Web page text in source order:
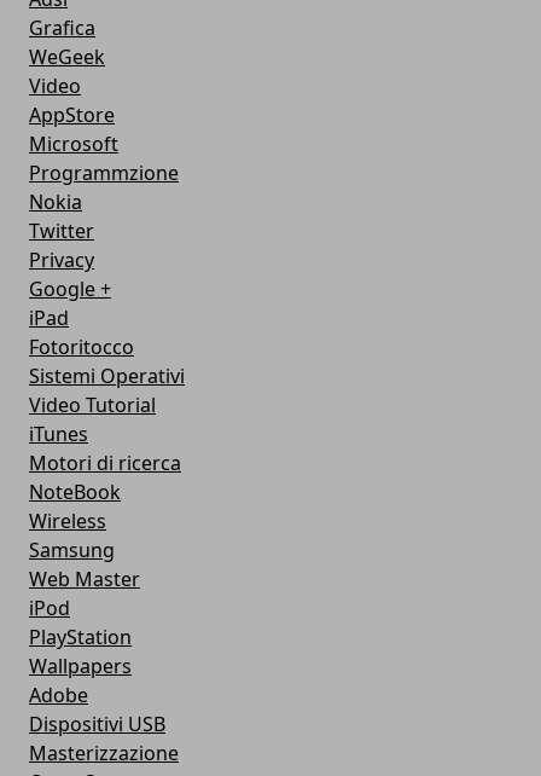
Grafica
WeGeek
Video
AppStore
Microsoft
Programmzione
Nokia
Twitter
Privacy
Google +
iPad
Fotoritocco
Sistemi Operativi
Video Tutorial
iTunes
Motori di ricerca
NoteBook
Wireless
Samsung
Web Master
iPod
PlayStation
Wallpapers
Adobe
Dispositivi USB
Masterizzazione